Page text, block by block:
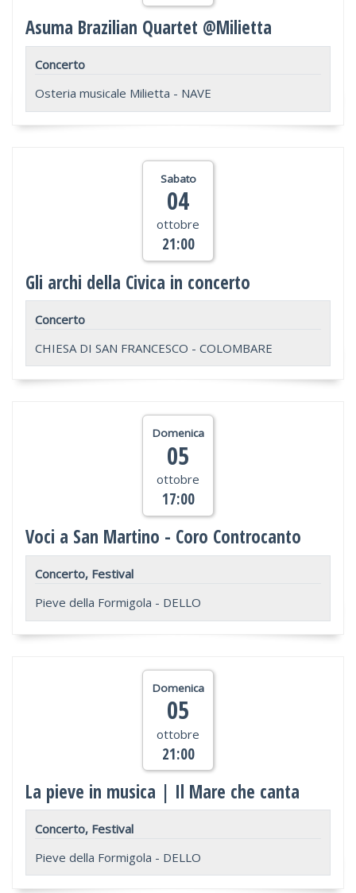
Asuma Brazilian Quartet @Milietta
Concerto
Osteria musicale Milietta - NAVE
Sabato
04
ottobre
21:00
Gli archi della Civica in concerto
Concerto
CHIESA DI SAN FRANCESCO - COLOMBARE
Domenica
05
ottobre
17:00
Voci a San Martino - Coro Controcanto
Concerto, Festival
Pieve della Formigola - DELLO
Domenica
05
ottobre
21:00
La pieve in musica | Il Mare che canta
Concerto, Festival
Pieve della Formigola - DELLO